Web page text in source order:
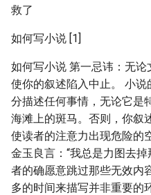
救了
如何写小说 [1]
如何写小说 第一忌讳：无
使你的叙述陷入中止。 小
分描述任何事情，无论它是
海滩上的斑马。否则，你叙
使读者的注意力出现危险的
金玉良言：“我总是力图去
者的确愿意跳过那些无效内
多的时间来描写并非重要的